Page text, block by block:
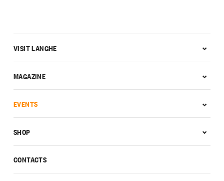
CONTACTS
VISIT LANGHE
MAGAZINE
EVENTS
SHOP